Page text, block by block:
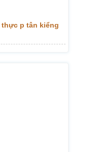
thực p tân kiểng